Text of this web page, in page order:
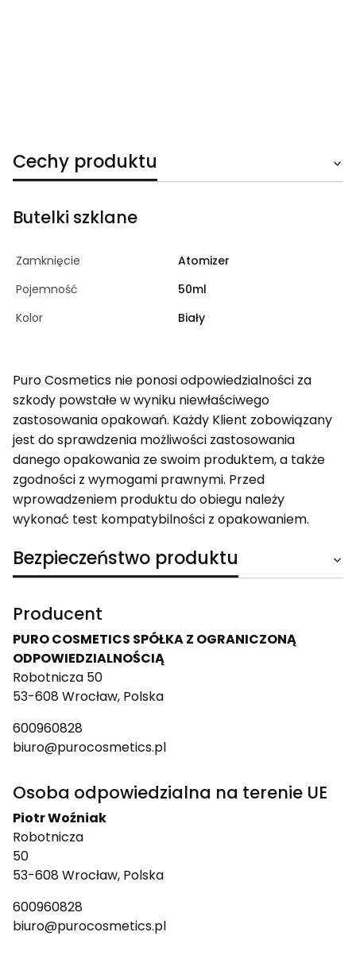
Cechy produktu
Butelki szklane
Zamknięcie
Atomizer
Pojemność
50ml
Kolor
Biały
Puro Cosmetics nie ponosi odpowiedzialności za
szkody powstałe w wyniku niewłaściwego
zastosowania opakowań. Każdy Klient zobowiązany
jest do sprawdzenia możliwości zastosowania
danego opakowania ze swoim produktem, a także
zgodności z wymogami prawnymi. Przed
wprowadzeniem produktu do obiegu należy
wykonać test kompatybilności z opakowaniem.
Bezpieczeństwo produktu
Producent
PURO COSMETICS SPÓŁKA Z OGRANICZONĄ
ODPOWIEDZIALNOŚCIĄ
Robotnicza 50
53-608 Wrocław, Polska
600960828
biuro@purocosmetics.pl
Osoba odpowiedzialna na terenie UE
Piotr Woźniak
Robotnicza
50
53-608 Wrocław, Polska
600960828
biuro@purocosmetics.pl